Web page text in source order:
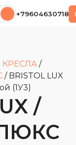
+79604630718
/
/ BRISTOL LUX
(1У3)
/